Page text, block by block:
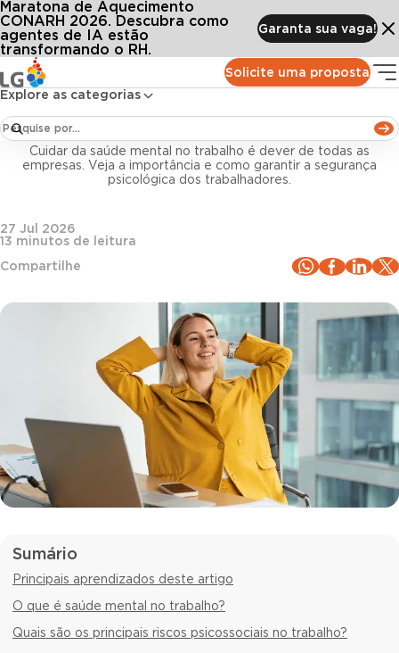
Solicite uma proposta
Explore as categorias
Maratona de Aquecimento
CONARH 2026. Descubra como
agentes de IA estão
transformando o RH.
Garanta sua vaga!
Conteúdos Blog LG
Saúde mental no trabalho: principais riscos e boas práticas
Bem-estar e Saúde no Trabalho
Saúde mental no trabalho: principais riscos e boas
práticas
Cuidar da saúde mental no trabalho é dever de todas as
empresas. Veja a importância e como garantir a segurança
psicológica dos trabalhadores.
27 Jul 2026
13 minutos de leitura
Compartilhe
Sumário
Principais aprendizados deste artigo
O que é saúde mental no trabalho?
Quais são os principais riscos psicossociais no trabalho?